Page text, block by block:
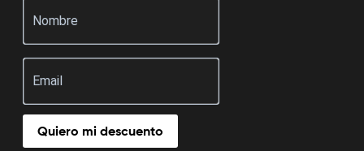
Quiero mi descuento